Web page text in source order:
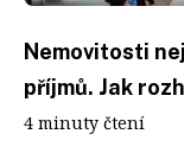
Nemovitosti
příjmů. Jak
4 minuty čtení